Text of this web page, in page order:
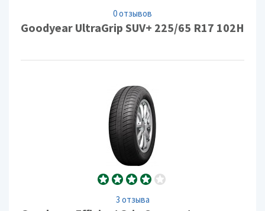
0 отзывов
Goodyear UltraGrip SUV+ 225/65 R17 102H
3 отзыва